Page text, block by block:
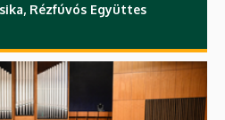
Rézfúvós Együttes